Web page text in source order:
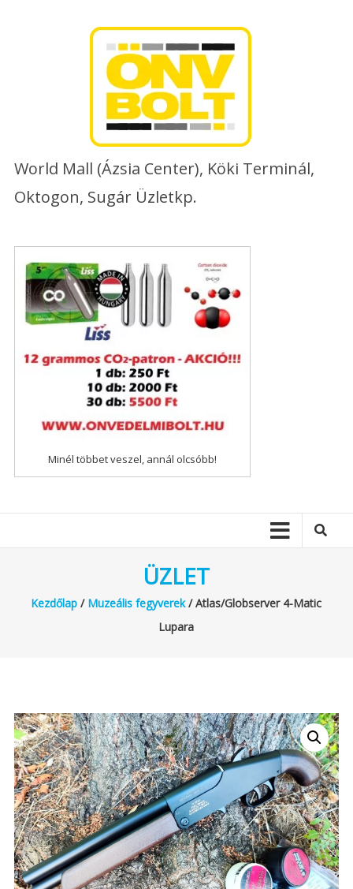
World Mall (Ázsia Center), Köki Terminál,
Oktogon, Sugár Üzletkp.
Minél többet veszel, annál olcsóbb!
ÜZLET
Kezdőlap / Muzeális fegyverek/ Atlas/Globserver 4-Matic
Lupara